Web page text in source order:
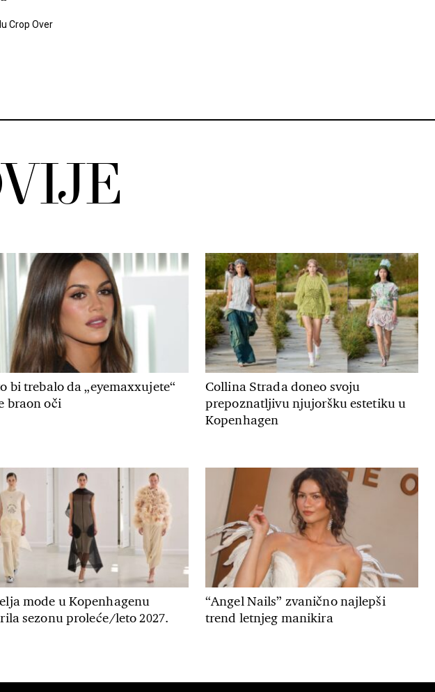
Crop Over
bi trebalo da „eyemaxxujete“
braon oči
Collina Strada doneo svoju
prepoznatljivu njujoršku estetiku u
Kopenhagen
mode u Kopenhagenu
sezonu proleće/leto 2027.
“Angel Nails” zvanično najlepši
trend letnjeg manikira